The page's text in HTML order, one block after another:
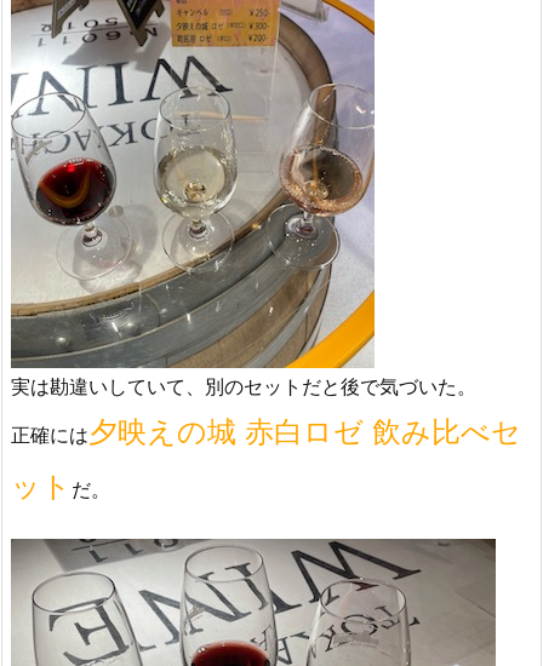
実は勘違いしていて、別のセットだと後で気づいた。
正確には夕映えの城 赤白ロゼ 飲み比べセ
ット だ。